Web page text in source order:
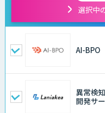
選択中
AI-BPO
異常検
開発サ